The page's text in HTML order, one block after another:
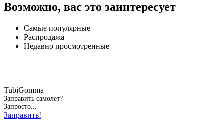
Возможно, вас это заинтересует
Самые популярные
Распродажа
Недавно просмотренные
TubiGomma
Заправить самолет?
Запросто...
Заправить!